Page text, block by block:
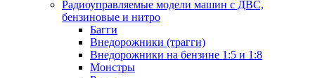
Радиоуправляемые модели машин с ДВС,
бензиновые и нитро
Багги
Внедорожники (трагги)
Внедорожники на бензине 1:5 и 1:8
Монстры